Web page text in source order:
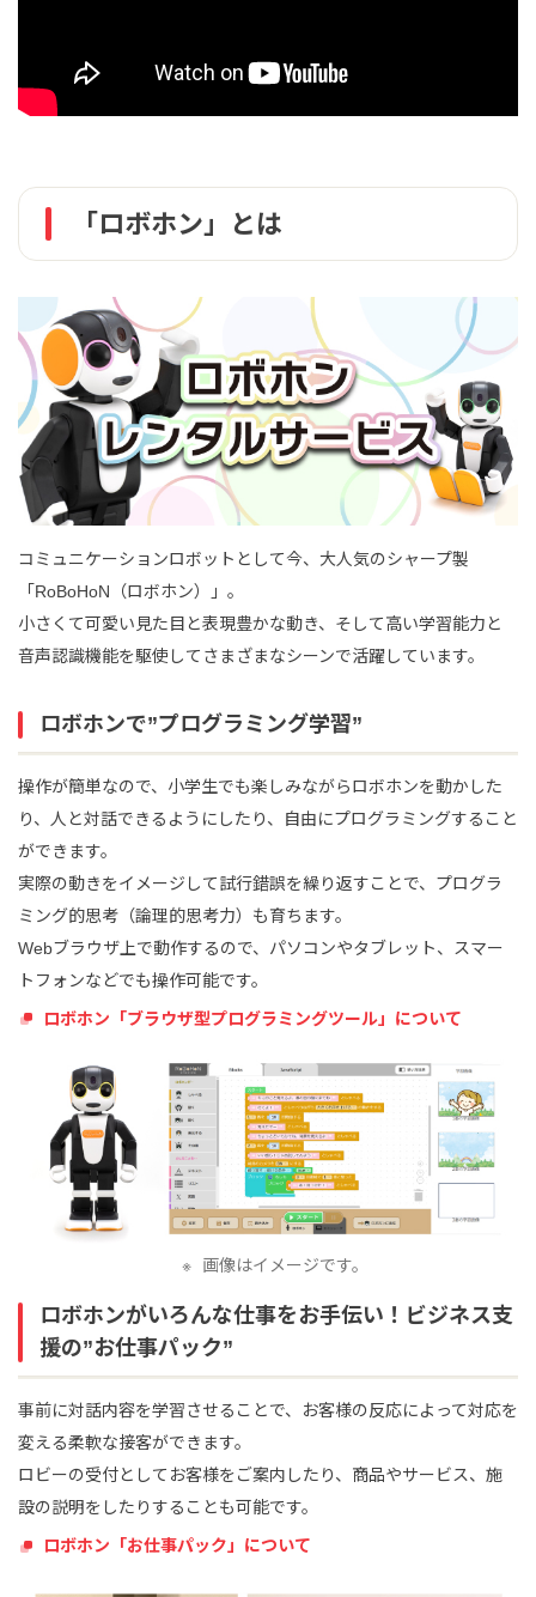
「ロボホン」とは
コミュニケーションロボットとして今、大人気のシャープ製
「RoBoHoN（ロボホン）」。
小さくて可愛い見た目と表現豊かな動き、そして高い学習能力と
音声認識機能を駆使してさまざまなシーンで活躍しています。
ロボホンで”プログラミング学習”
操作が簡単なので、小学生でも楽しみながらロボホンを動かした
り、人と対話できるようにしたり、自由にプログラミングすること
ができます。
実際の動きをイメージして試行錯誤を繰り返すことで、プログラ
ミング的思考（論理的思考力）も育ちます。
Webブラウザ上で動作するので、パソコンやタブレット、スマー
トフォンなどでも操作可能です。
ロボホン「ブラウザ型プログラミングツール」について
画像はイメージです。
ロボホンがいろんな仕事をお手伝い！ビジネス支
援の”お仕事パック”
事前に対話内容を学習させることで、お客様の反応によって対応を
変える柔軟な接客ができます。
ロビーの受付としてお客様をご案内したり、商品やサービス、施
設の説明をしたりすることも可能です。
ロボホン「お仕事パック」について